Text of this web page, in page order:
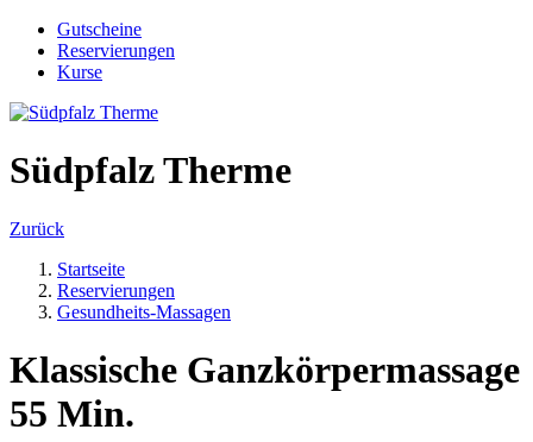
Gutscheine
Reservierungen
Kurse
Südpfalz Therme
Zurück
Startseite
Reservierungen
Gesundheits-Massagen
Klassische Ganzkörpermassage
55 Min.